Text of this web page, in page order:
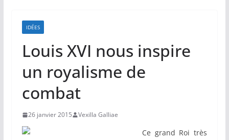
IDÉES
Louis XVI nous inspire
un royalisme de
combat
26 janvier 2015 Vexilla Galliae
Ce grand Roi très